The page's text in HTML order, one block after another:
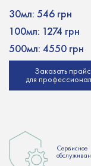
30мл: 546 грн
100мл: 1274 грн
500мл: 4550 грн
Заказать прайс
для
Сервисное